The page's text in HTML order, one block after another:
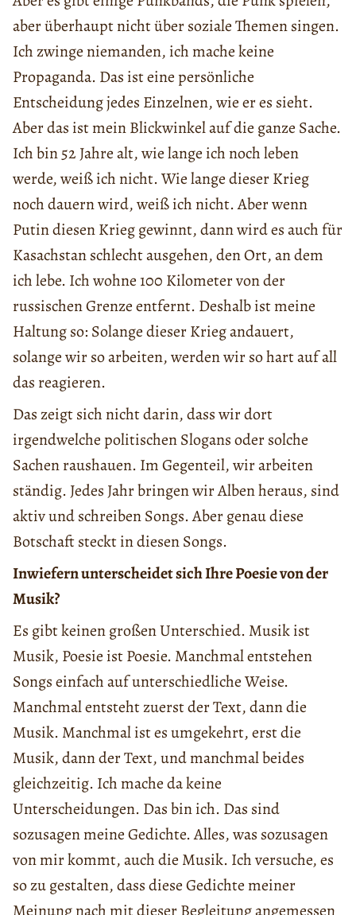
aber überhaupt nicht über soziale Themen singen.
Ich zwinge niemanden, ich mache keine
Propaganda. Das ist eine persönliche
Entscheidung jedes Einzelnen, wie er es sieht.
Aber das ist mein Blickwinkel auf die ganze Sache.
Ich bin 52 Jahre alt, wie lange ich noch leben
werde, weiß ich nicht. Wie lange dieser Krieg
noch dauern wird, weiß ich nicht. Aber wenn
Putin diesen Krieg gewinnt, dann wird es auch für
Kasachstan schlecht ausgehen, den Ort, an dem
ich lebe. Ich wohne 100 Kilometer von der
russischen Grenze entfernt. Deshalb ist meine
Haltung so: Solange dieser Krieg andauert,
solange wir so arbeiten, werden wir so hart auf all
das reagieren.
Das zeigt sich nicht darin, dass wir dort
irgendwelche politischen Slogans oder solche
Sachen raushauen. Im Gegenteil, wir arbeiten
ständig. Jedes Jahr bringen wir Alben heraus, sind
aktiv und schreiben Songs. Aber genau diese
Botschaft steckt in diesen Songs.
Inwiefern unterscheidet sich Ihre Poesie von der
Musik?
Es gibt keinen großen Unterschied. Musik ist
Musik, Poesie ist Poesie. Manchmal entstehen
Songs einfach auf unterschiedliche Weise.
Manchmal entsteht zuerst der Text, dann die
Musik. Manchmal ist es umgekehrt, erst die
Musik, dann der Text, und manchmal beides
gleichzeitig. Ich mache da keine
Unterscheidungen. Das bin ich. Das sind
sozusagen meine Gedichte. Alles, was sozusagen
von mir kommt, auch die Musik. Ich versuche, es
so zu gestalten, dass diese Gedichte meiner
Meinung nach mit dieser Begleitung angemessen